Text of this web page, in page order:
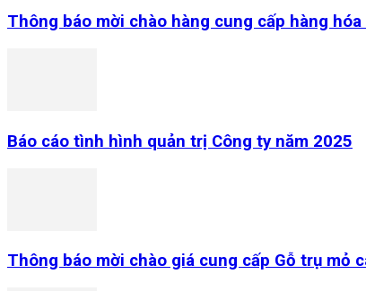
Thông báo mời chào hàng cung cấp hàng
Báo cáo tình hình quản trị Công ty năm 2025
Thông báo mời chào giá cung cấp Gỗ trụ mỏ